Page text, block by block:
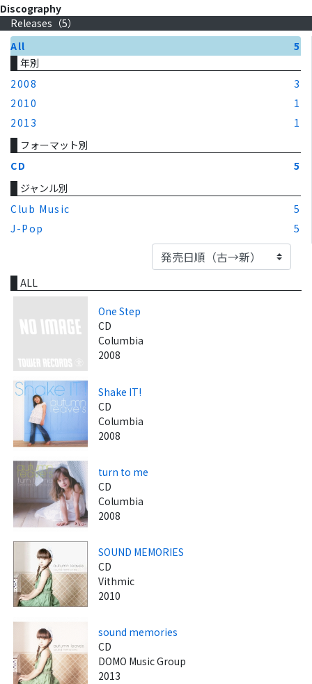
Discography
Releases（5）
All
5
年別
2008
3
2010
1
2013
1
フォーマット別
CD
5
ジャンル別
Club Music
5
J-Pop
5
ALL
One Step
CD
Columbia
2008
Shake IT!
CD
Columbia
2008
turn to me
CD
Columbia
2008
SOUND MEMORIES
CD
Vithmic
2010
sound memories
CD
DOMO Music Group
2013